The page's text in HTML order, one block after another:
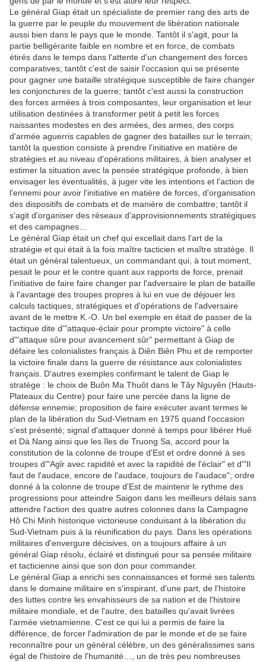
Le général Giap était un spécialiste de premier rang des arts de
la guerre par le peuple du mouvement de libération nationale
aussi bien dans le pays que le monde. Tantôt il s'agit, pour la
partie belligérante faible en nombre et en force, de combats
étirés dans le temps dans l'attente d'un changement des forces
comparatives; tantôt c'est de saisir l'occasion qui se présente
pour gagner une bataille stratégique susceptible de faire changer
les conjonctures de la guerre; tantôt c'est aussi la construction
des forces armées à trois composantes, leur organisation et leur
utilisation destinées à transformer petit à petit les forces
naissantes modestes en des armées, des armes, des corps
d'armée aguerris capables de gagner des batailles sur le terrain;
tantôt la question consiste à prendre l'initiative en matière de
stratégies et au niveau d'opérations militaires, à bien analyser et
estimer la situation avec la pensée stratégique profonde, à bien
envisager les éventualités, à juger vite les intentions et l'action de
l'ennemi pour avoir l'initiative en matière de forces, d'organisation
des dispositifs de combats et de manière de combattre; tantôt il
s'agit d'organiser des réseaux d'approvisionnements stratégiques
et des campagnes…
Le général Giap était un chef qui excellait dans l'art de la
stratégie et qui était à la fois maître tacticien et maître stratège. Il
était un général talentueux, un commandant qui, à tout moment,
pesait le pour et le contre quant aux rapports de force, prenait
l'initiative de faire faire changer par l'adversaire le plan de bataille
à l'avantage des troupes propres à lui en vue de déjouer les
calculs tactiques, stratégiques et d'opérations de l'adversaire
avant de le mettre K.-O. Un bel exemple en était de passer de la
tactique dite d'"attaque-éclair pour prompte victoire" à celle
d'"attaque sûre pour avancement sûr" permettant à Giap de
défaire les colonialistes français à Diên Biên Phu et de remporter
la victoire finale dans la guerre de résistance aux colonialistes
français. D'autres exemples confirmant le talent de Giap le
stratège : le choix de Buôn Ma Thuôt dans le Tây Nguyên (Hauts-
Plateaux du Centre) pour faire une percée dans la ligne de
défense ennemie; proposition de faire exécuter avant termes le
plan de la libération du Sud-Vietnam en 1975 quand l'occasion
s'est présenté; signal d'attaquer donné à temps pour libérer Huê
et Dà Nang ainsi que les îles de Truong Sa, accord pour la
constitution de la colonne de troupe d'Est et ordre donné à ses
troupes d'"Agỉr avec rapidité et avec la rapidité de l'éclair" et d'"Il
faut de l'audace, encore de l'audace, toujours de l'audace"; ordre
donné à la colonne de troupe d'Est de maintenir le rythme des
progressions pour atteindre Saigon dans les meilleurs délais sans
attendre l'action des quatre autres colonnes dans la Campagne
Hô Chi Minh historique victorieuse conduisant à la libération du
Sud-Vietnam puis à la réunification du pays. Dans les opérations
militaires d'envergure décisives, on a toujours affaire à un
général Giap résolu, éclairé et distingué pour sa pensée militaire
et tacticienne ainsi que son don pour commander.
Le général Giap a enrichi ses connaissances et formé ses talents
dans le domaine militaire en s'inspirant, d'une part, de l'histoire
des luttes contre les envahisseurs de sa nation et de l'histoire
militaire mondiale, et de l'autre, des batailles qu'avait livrées
l'armée vietnamienne. C'est ce qui lui a permis de faire la
différence, de forcer l'admiration de par le monde et de se faire
reconnaître pour un général célèbre, un des généralissimes sans
égal de l'histoire de l'humanité…, un de très peu nombreuses